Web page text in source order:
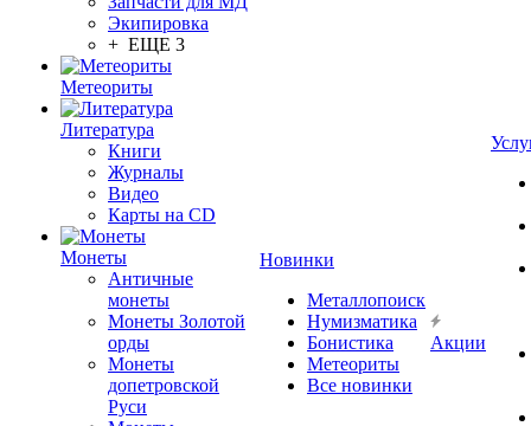
Экипировка
+ ЕЩЕ 3
Метеориты
Литература
Книги
Журналы
Видео
Карты на CD
Монеты
Античные
монеты
Монеты Золотой
орды
Монеты
допетровской
Руси
Новинки
Металлопоиск
Нумизматика
Бонистика
Метеориты
Все новинки
Акции